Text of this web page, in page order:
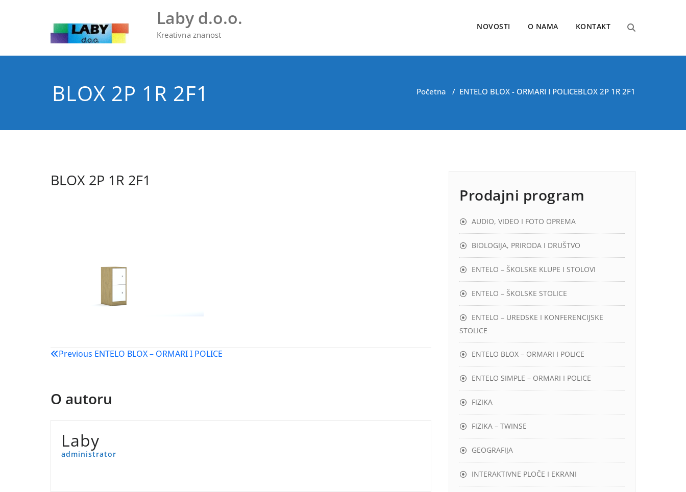
Laby d.o.o.
Kreativna znanost
NOVOSTI O NAMA KONTAKT
BLOX 2P 1R 2F1 Početna / ENTELO BLOX - ORMARI I POLICEBLOX 2P 1R 2F1
BLOX 2P 1R 2F1
Navigacija
Previous ENTELO BLOX – ORMARI I POLICE
O autoru
Laby
administrator
Prodajni program
AUDIO, VIDEO I FOTO OPREMA
BIOLOGIJA, PRIRODA I DRUŠTVO
ENTELO – ŠKOLSKE KLUPE I STOLOVI
ENTELO – ŠKOLSKE STOLICE
ENTELO – UREDSKE I KONFERENCIJSKE
STOLICE
ENTELO BLOX – ORMARI I POLICE
ENTELO SIMPLE – ORMARI I POLICE
FIZIKA
FIZIKA – TWINSE
GEOGRAFIJA
INTERAKTIVNE PLOČE I EKRANI